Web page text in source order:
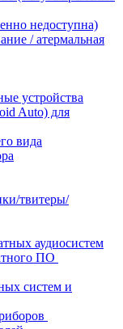
недоступна)
/ атермальная
устройства
Auto) для
вида
твитеры/
аудиосистем
ПО
систем и